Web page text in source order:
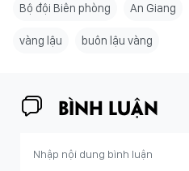
Bộ đội Biên phòng An Giang
vàng lậu buôn lậu vàng
BÌNH LUẬN